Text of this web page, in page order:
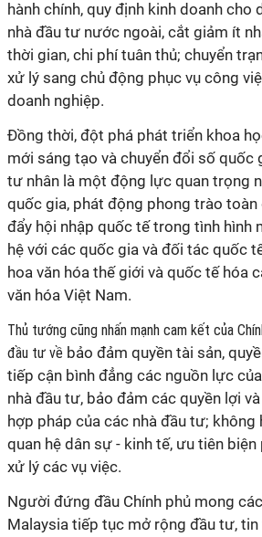
hành chính, quy định kinh doanh cho
nhà đầu tư nước ngoài, cắt giảm ít
thời gian, chi phí tuân thủ; chuyển
xử lý sang chủ động phục vụ công
doanh nghiệp.
Đồng thời, đột phá phát triển khoa
mới sáng tạo và chuyển đổi số quốc
tư nhân là một động lực quan trọng
quốc gia, phát động phong trào toàn
đẩy hội nhập quốc tế trong tình hình
hệ với các quốc gia và đối tác quốc
hoa văn hóa thế giới và quốc tế hóa
văn hóa Việt Nam.
Thủ tướng cũng nhấn mạnh cam kết của
đầu tư về bảo đảm quyền tài sản,
tiếp cận bình đẳng các nguồn lực
nhà đầu tư, bảo đảm các quyền lợi
hợp pháp của các nhà đầu tư; không
quan hệ dân sự - kinh tế, ưu tiên
xử lý các vụ việc.
Người đứng đầu Chính phủ mong
Malaysia tiếp tục mở rộng đầu tư,